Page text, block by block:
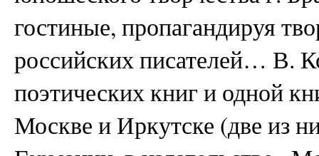
гостиные, пропагандируя
российских писателей… В.
поэтических книг и одной
Москве и Иркутске (две из